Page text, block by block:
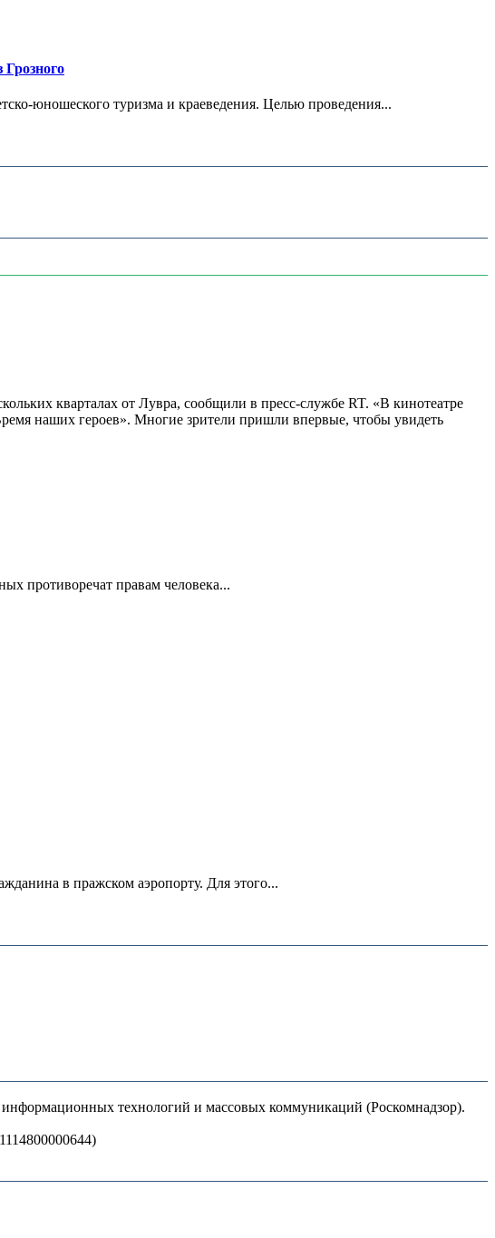
Грозного
юношеского туризма и краеведения. Целью проведения...
кварталах от Лувра, сообщили в пресс-службе RT. «В кинотеатре
наших героев». Многие зрители пришли впервые, чтобы увидеть
противоречат правам человека...
в пражском аэропорту. Для этого...
технологий и массовых коммуникаций (Роскомнадзор).